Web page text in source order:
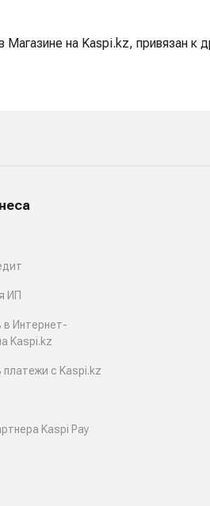
на Kaspi.kz, привязан к
ИП
в Интернет-
Kaspi.kz
платежи с Kaspi.kz
Kaspi Pay